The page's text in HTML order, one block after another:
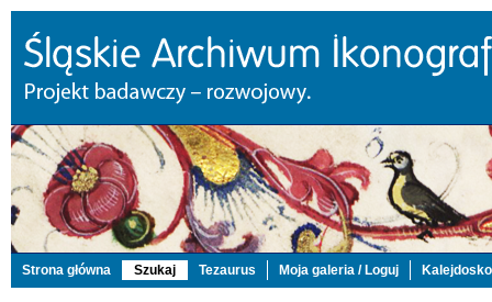
Strona główna Szukaj Tezaurus Moja galeria / Loguj